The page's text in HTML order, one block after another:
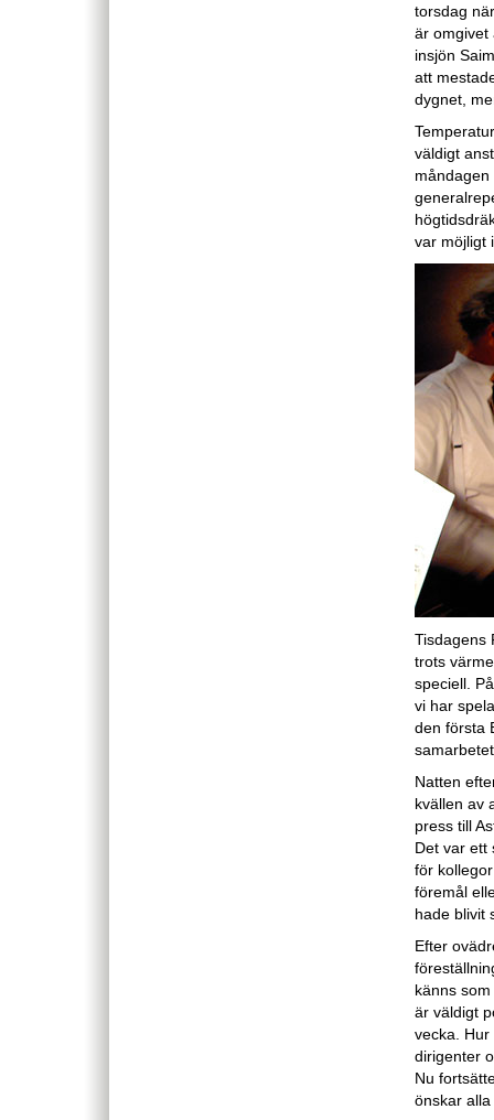
torsdag
är omgivet
insjön
att
dygnet,
väldigt
var möjligt
Tisdagens
trots
speciell.
vi har
den första
Natten
kvällen av
press till
Det var ett
för
föremål
hade blivit
Efter
känns
är väldigt
vecka.
dirigenter
Nu
önskar